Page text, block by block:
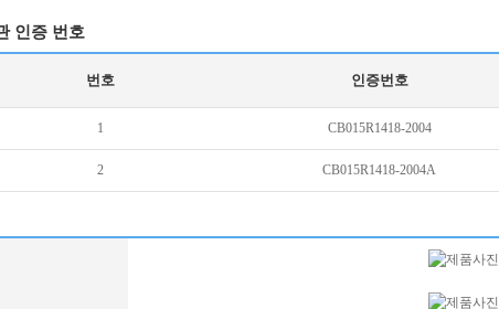
인증 번호
번호 인증번호
1 CB015R1418-2004
2 CB015R1418-2004A